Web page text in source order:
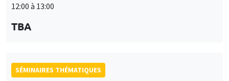
12:00 à 13:00
TBA
SÉMINAIRES THÉMATIQUES